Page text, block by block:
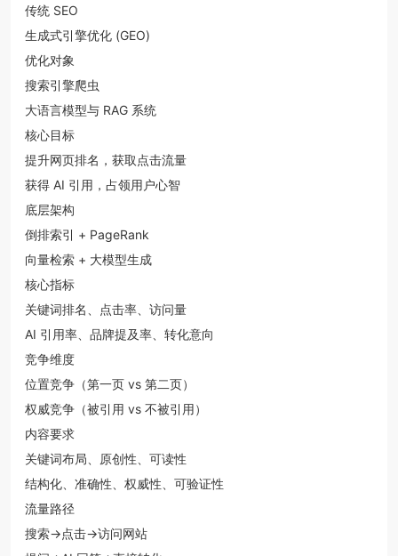
传统 SEO
生成式引擎优化 (GEO)
优化对象
搜索引擎爬虫
大语言模型与 RAG 系统
核心目标
提升网页排名，获取点击流量
获得 AI 引用，占领用户心智
底层架构
倒排索引 + PageRank
向量检索 + 大模型生成
核心指标
关键词排名、点击率、访问量
AI 引用率、品牌提及率、转化意向
竞争维度
位置竞争（第一页 vs 第二页）
权威竞争（被引用 vs 不被引用）
内容要求
关键词布局、原创性、可读性
结构化、准确性、权威性、可验证性
流量路径
搜索→点击→访问网站